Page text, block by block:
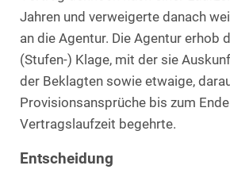
Jahren und verweigerte danach
an die Agentur. Die Agentur erhob
(Stufen-) Klage, mit der sie
der Beklagten sowie etwaige,
Provisionsansprüche bis zum
Vertragslaufzeit begehrte.
Entscheidung